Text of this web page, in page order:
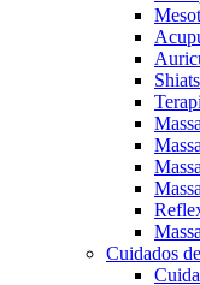
Cuidados